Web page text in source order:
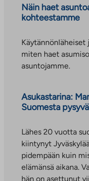
Näin haet
kohteestamme
miten haet
asuntojamme.
Asukastarina:
Suomesta
Lähes 20 vuotta
kiintynyt
pidempään kuin
elämänsä aikana.
hän on asettunut